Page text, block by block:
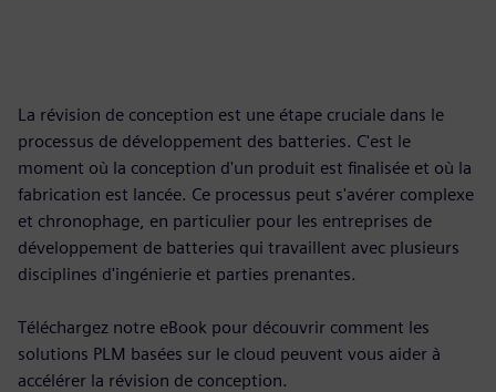
La révision de conception est une étape cruciale dans le
processus de développement des batteries. C'est le
moment où la conception d'un produit est finalisée et où la
fabrication est lancée. Ce processus peut s'avérer complexe
et chronophage, en particulier pour les entreprises de
développement de batteries qui travaillent avec plusieurs
disciplines d'ingénierie et parties prenantes.
Téléchargez notre eBook pour découvrir comment les
solutions PLM basées sur le cloud peuvent vous aider à
accélérer la révision de conception.